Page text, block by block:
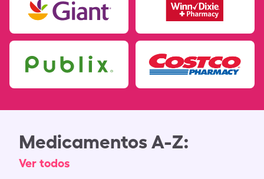
Medicamentos A-Z:
Ver todos